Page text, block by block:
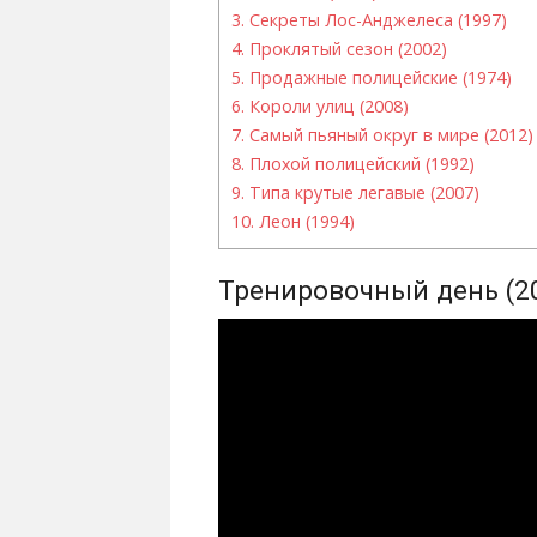
3. Секреты Лос-Анджелеса (1997)
4. Проклятый сезон (2002)
5. Продажные полицейские (1974)
6. Короли улиц (2008)
7. Самый пьяный округ в мире (2012)
8. Плохой полицейский (1992)
9. Типа крутые легавые (2007)
10. Леон (1994)
Тренировочный день